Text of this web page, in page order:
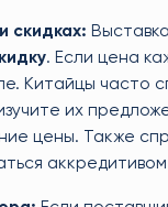
скидках:
. Если цена
Китайцы часто
их
цены. Также